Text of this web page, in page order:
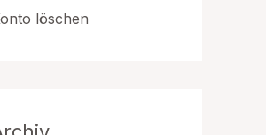
löschen